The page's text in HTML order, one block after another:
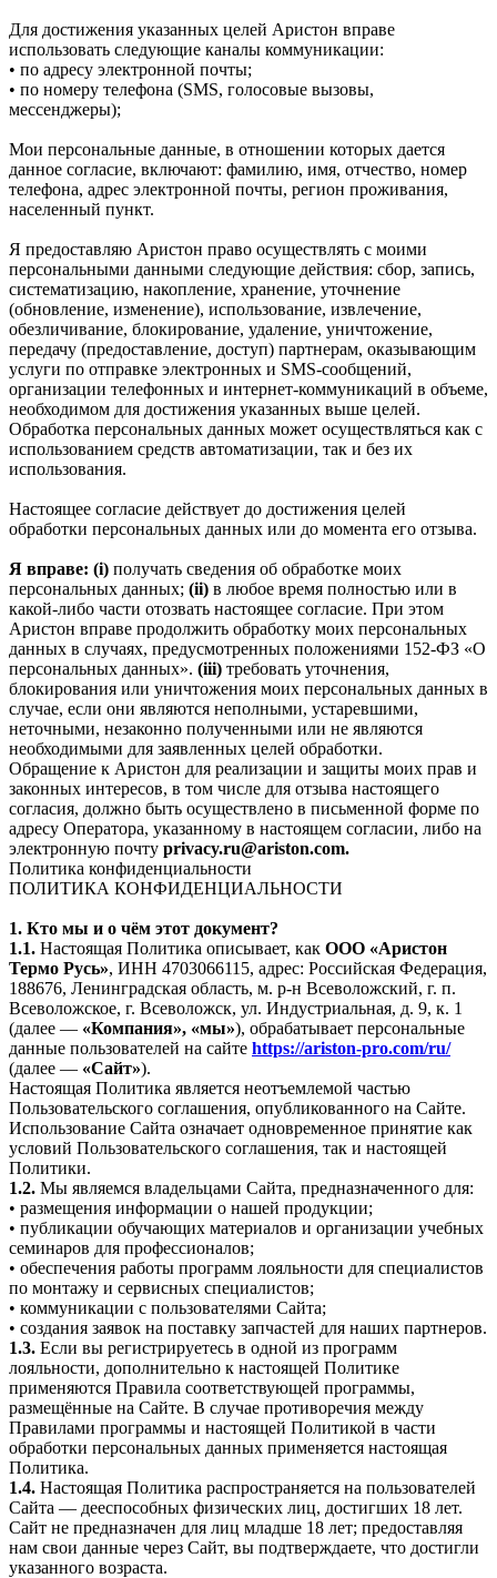
Для достижения указанных целей Аристон вправе
использовать следующие каналы коммуникации:
• по адресу электронной почты;
• по номеру телефона (SMS, голосовые вызовы,
мессенджеры);
Мои персональные данные, в отношении которых дается
данное согласие, включают: фамилию, имя, отчество, номер
телефона, адрес электронной почты, регион проживания,
населенный пункт.
Я предоставляю Аристон право осуществлять с моими
персональными данными следующие действия: сбор, запись,
систематизацию, накопление, хранение, уточнение
(обновление, изменение), использование, извлечение,
обезличивание, блокирование, удаление, уничтожение,
передачу (предоставление, доступ) партнерам, оказывающим
услуги по отправке электронных и SMS‑сообщений,
организации телефонных и интернет‑коммуникаций в объеме,
необходимом для достижения указанных выше целей.
Обработка персональных данных может осуществляться как с
использованием средств автоматизации, так и без их
использования.
Настоящее согласие действует до достижения целей
обработки персональных данных или до момента его отзыва.
Я вправе: (i) получать сведения об обработке моих
персональных данных; (ii) в любое время полностью или в
какой-либо части отозвать настоящее согласие. При этом
Аристон вправе продолжить обработку моих персональных
данных в случаях, предусмотренных положениями 152-ФЗ «О
персональных данных». (iii) требовать уточнения,
блокирования или уничтожения моих персональных данных в
случае, если они являются неполными, устаревшими,
неточными, незаконно полученными или не являются
необходимыми для заявленных целей обработки.
Обращение к Аристон для реализации и защиты моих прав и
законных интересов, в том числе для отзыва настоящего
согласия, должно быть осуществлено в письменной форме по
адресу Оператора, указанному в настоящем согласии, либо на
электронную почту privacy.ru@ariston.com.
Политика конфиденциальности
ПОЛИТИКА КОНФИДЕНЦИАЛЬНОСТИ
1. Кто мы и о чём этот документ?
1.1. Настоящая Политика описывает, как ООО «Аристон
Термо Русь», ИНН 4703066115, адрес: Российская Федерация,
188676, Ленинградская область, м. р-н Всеволожский, г. п.
Всеволожское, г. Всеволожск, ул. Индустриальная, д. 9, к. 1
(далее — «Компания», «мы»), обрабатывает персональные
данные пользователей на сайте https://ariston-pro.com/ru/
(далее — «Сайт»).
Настоящая Политика является неотъемлемой частью
Пользовательского соглашения, опубликованного на Сайте.
Использование Сайта означает одновременное принятие как
условий Пользовательского соглашения, так и настоящей
Политики.
1.2. Мы являемся владельцами Сайта, предназначенного для:
• размещения информации о нашей продукции;
• публикации обучающих материалов и организации учебных
семинаров для профессионалов;
• обеспечения работы программ лояльности для специалистов
по монтажу и сервисных специалистов;
• коммуникации с пользователями Сайта;
• создания заявок на поставку запчастей для наших партнеров.
1.3. Если вы регистрируетесь в одной из программ
лояльности, дополнительно к настоящей Политике
применяются Правила соответствующей программы,
размещённые на Сайте. В случае противоречия между
Правилами программы и настоящей Политикой в части
обработки персональных данных применяется настоящая
Политика.
1.4. Настоящая Политика распространяется на пользователей
Сайта — дееспособных физических лиц, достигших 18 лет.
Сайт не предназначен для лиц младше 18 лет; предоставляя
нам свои данные через Сайт, вы подтверждаете, что достигли
указанного возраста.